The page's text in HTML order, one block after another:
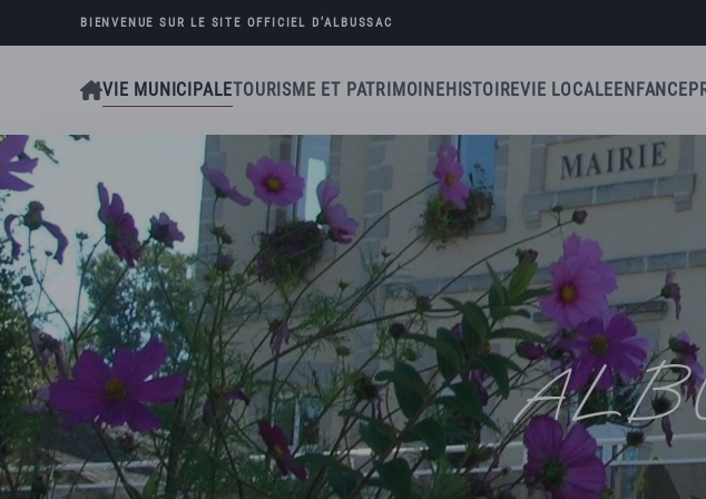
Skip to main content
BIENVENUE SUR LE SITE OFFICIEL D’ALBUSSAC
VIE MUNICIPALETOURISME ET PATRIMOINEHISTOIREVIE LOCALEENFANCE